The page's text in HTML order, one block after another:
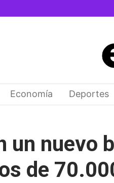
Economía Deportes
un nuevo
de